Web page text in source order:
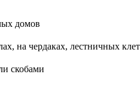
домов
на чердаках, лестничных
скобами